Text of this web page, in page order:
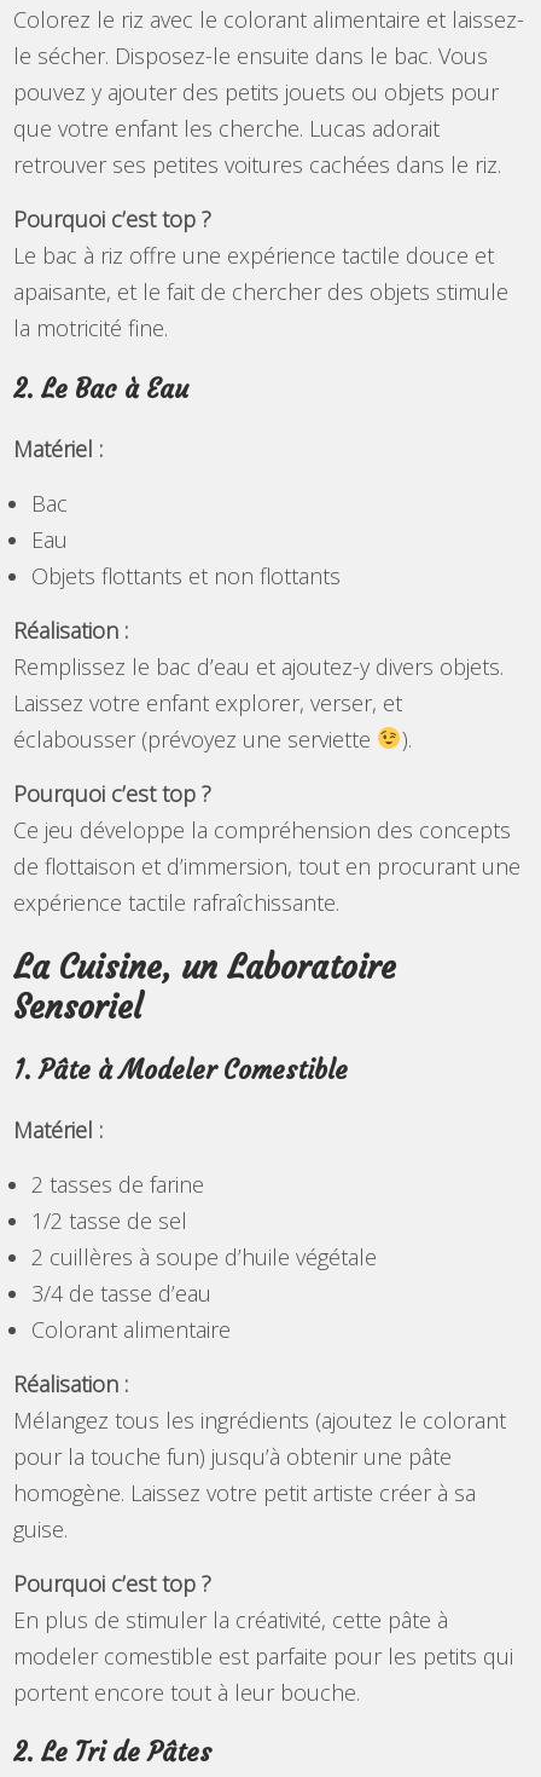
Colorez le riz avec le colorant alimentaire et laissez-
le sécher. Disposez-le ensuite dans le bac. Vous
pouvez y ajouter des petits jouets ou objets pour
que votre enfant les cherche. Lucas adorait
retrouver ses petites voitures cachées dans le riz.
Pourquoi c’est top ?
Le bac à riz offre une expérience tactile douce et
apaisante, et le fait de chercher des objets stimule
la motricité fine.
2. Le Bac à Eau
Matériel :
Bac
Eau
Objets flottants et non flottants
Réalisation :
Remplissez le bac d’eau et ajoutez-y divers objets.
Laissez votre enfant explorer, verser, et
éclabousser (prévoyez une serviette
).
Pourquoi c’est top ?
Ce jeu développe la compréhension des concepts
de flottaison et d’immersion, tout en procurant une
expérience tactile rafraîchissante.
La Cuisine, un Laboratoire
Sensoriel
1. Pâte à Modeler Comestible
Matériel :
2 tasses de farine
1/2 tasse de sel
2 cuillères à soupe d’huile végétale
3/4 de tasse d’eau
Colorant alimentaire
Réalisation :
Mélangez tous les ingrédients (ajoutez le colorant
pour la touche fun) jusqu’à obtenir une pâte
homogène. Laissez votre petit artiste créer à sa
guise.
Pourquoi c’est top ?
En plus de stimuler la créativité, cette pâte à
modeler comestible est parfaite pour les petits qui
portent encore tout à leur bouche.
2. Le Tri de Pâtes